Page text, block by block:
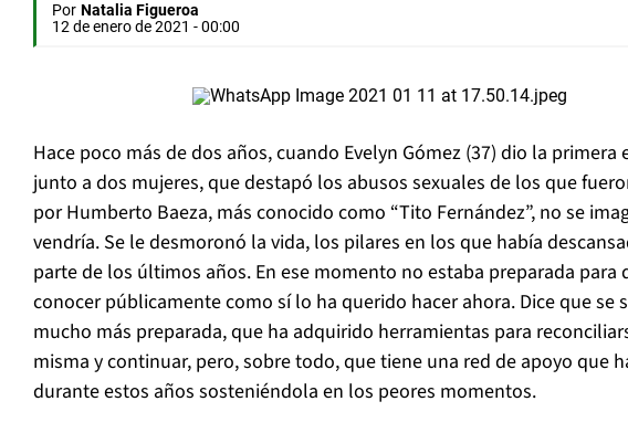
Por Natalia Figueroa
12 de enero de 2021 - 00:00
Hace poco más de dos años, cuando Evelyn Gómez (37) dio la primera
junto a dos mujeres, que destapó los abusos sexuales de los que
por Humberto Baeza, más conocido como “Tito Fernández”, no se
vendría. Se le desmoronó la vida, los pilares en los que había
parte de los últimos años. En ese momento no estaba preparada para
conocer públicamente como sí lo ha querido hacer ahora. Dice que se
mucho más preparada, que ha adquirido herramientas para
misma y continuar, pero, sobre todo, que tiene una red de apoyo que
durante estos años sosteniéndola en los peores momentos.